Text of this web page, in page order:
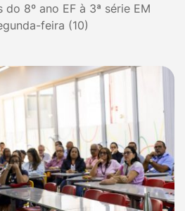
8º ano EF à 3ª série EM
feira (10)